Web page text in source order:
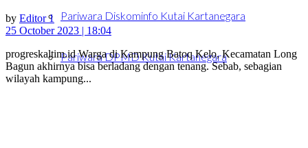
Pariwara Diskominfo Kutai Kartanegara
Pariwara DPMD Kutai Kartanegara
by Editor 1
25 October 2023 | 18:04
progreskaltim.id Warga di Kampung Batoq Kelo, Kecamatan Long
Bagun akhirnya bisa berladang dengan tenang. Sebab, sebagian
wilayah kampung...